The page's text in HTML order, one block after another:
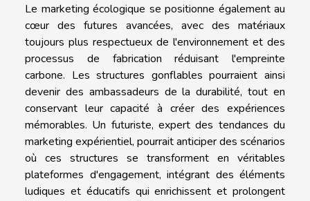
Le marketing écologique se positionne également au
cœur des futures avancées, avec des matériaux
toujours plus respectueux de l'environnement et des
processus de fabrication réduisant l'empreinte
carbone. Les structures gonflables pourraient ainsi
devenir des ambassadeurs de la durabilité, tout en
conservant leur capacité à créer des expériences
mémorables. Un futuriste, expert des tendances du
marketing expérientiel, pourrait anticiper des scénarios
où ces structures se transforment en véritables
plateformes d'engagement, intégrant des éléments
ludiques et éducatifs qui enrichissent et prolongent